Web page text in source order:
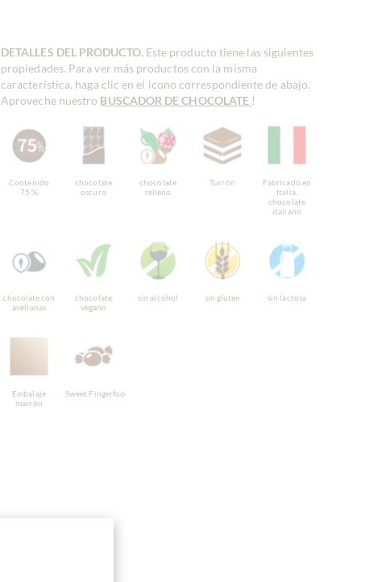
DETALLES DEL PRODUCTO. Este producto tiene las siguientes
propiedades. Para ver más productos con la misma
característica, haga clic en el icono correspondiente de abajo.
Aproveche nuestro BUSCADOR DE CHOCOLATE !
Contenido
75 %
chocolate
oscuro
chocolate
relleno
Turrón
Fabricado en
Italia,
chocolate
italiano
chocolate con
avellanas
chocolate
vegano
sin alcohol sin gluten sin lactosa
Embalaje
marrón
Sweet Fingerfood